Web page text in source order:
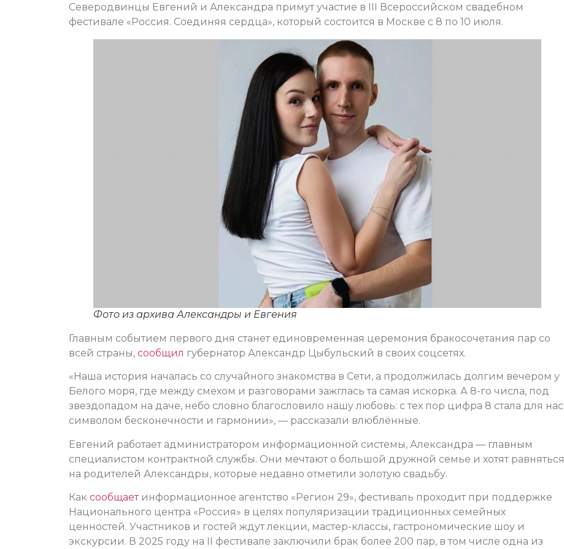
Северодвинцы Евгений и Александра примут участие в III Всероссийском свадебном
фестивале «Россия. Соединяя сердца», который состоится в Москве с 8 по 10 июля.
Фото из архива Александры и Евгения
Главным событием первого дня станет единовременная церемония бракосочетания пар со
всей страны, сообщил губернатор Александр Цыбульский в своих соцсетях.
«Наша история началась со случайного знакомства в Сети, а продолжилась долгим вечером у
Белого моря, где между смехом и разговорами зажглась та самая искорка. А 8-го числа, под
звездопадом на даче, небо словно благословило нашу любовь: с тех пор цифра 8 стала для нас
символом бесконечности и гармонии», — рассказали влюблённые.
Евгений работает администратором информационной системы, Александра — главным
специалистом контрактной службы. Они мечтают о большой дружной семье и хотят равняться
на родителей Александры, которые недавно отметили золотую свадьбу.
Как сообщаетинформационное агентство «Регион 29», фестиваль проходит при поддержке
Национального центра «Россия» в целях популяризации традиционных семейных
ценностей. Участников и гостей ждут лекции, мастер-классы, гастрономические шоу и
экскурсии. В 2025 году на II фестивале заключили брак более 200 пар, в том числе одна из